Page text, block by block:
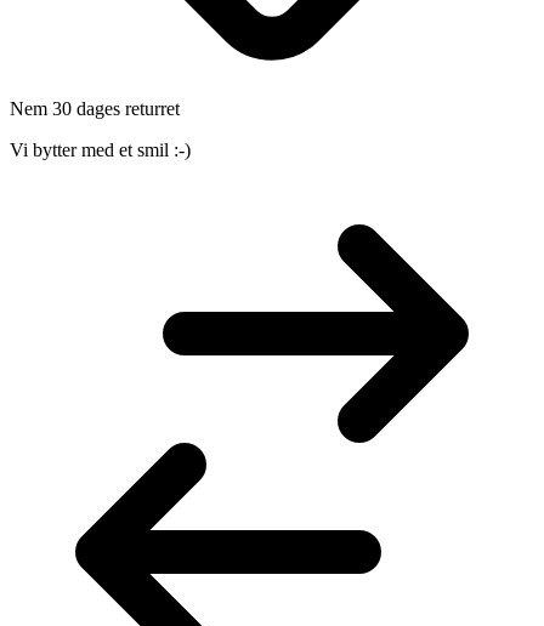
Nem 30 dages returret
Vi bytter med et smil :-)